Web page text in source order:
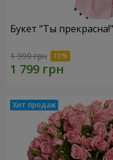
Букет "Ты прекрасна!"
1 999 грн